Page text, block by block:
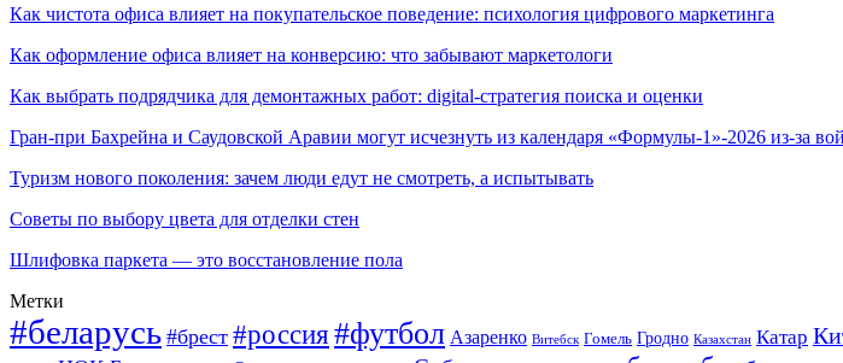
Как чистота офиса влияет на покупательское поведение: психология цифрового маркетинга
Как оформление офиса влияет на конверсию: что забывают маркетологи
Как выбрать подрядчика для демонтажных работ: digital-стратегия поиска и оценки
Гран-при Бахрейна и Саудовской Аравии могут исчезнуть из календаря «Формулы-1»-2026 из-за
Туризм нового поколения: зачем люди едут не смотреть, а испытывать
Советы по выбору цвета для отделки стен
Шлифовка паркета — это восстановление пола
Метки
#беларусь #брест #россия#футбол Азаренко Витебск Гомель Гродно Казахстан Катар